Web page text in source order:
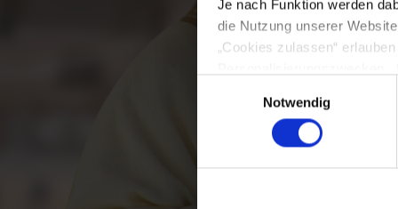
Je nach Funktion werden
die Nutzung unserer
„Cookies zulassen“
dass nach der
Datenschutzniveau haben
Notwendig